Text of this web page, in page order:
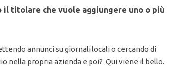
il titolare che vuole aggiungere uno o più
annunci su giornali locali o cercando di
nella propria azienda e poi? Qui viene il bello.